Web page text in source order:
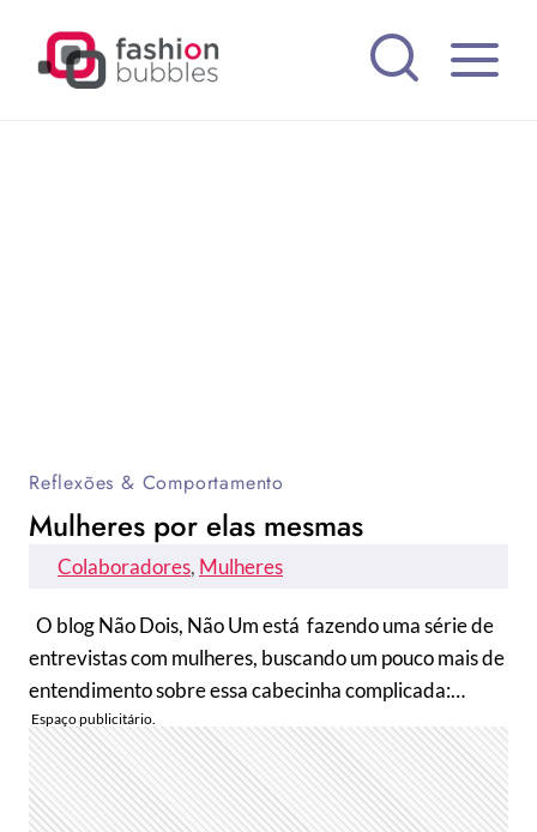
Reflexões & Comportamento
Mulheres por elas mesmas
Colaboradores, Mulheres
O blog Não Dois, Não Um está fazendo uma série de
entrevistas com mulheres, buscando um pouco mais de
entendimento sobre essa cabecinha complicada:…